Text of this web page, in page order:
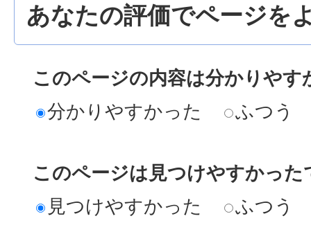
あなたの評価でページを
このページの内容は分かりやす
分かりやすかった
ふつう
このページは見つけやすかった
見つけやすかった
ふつう